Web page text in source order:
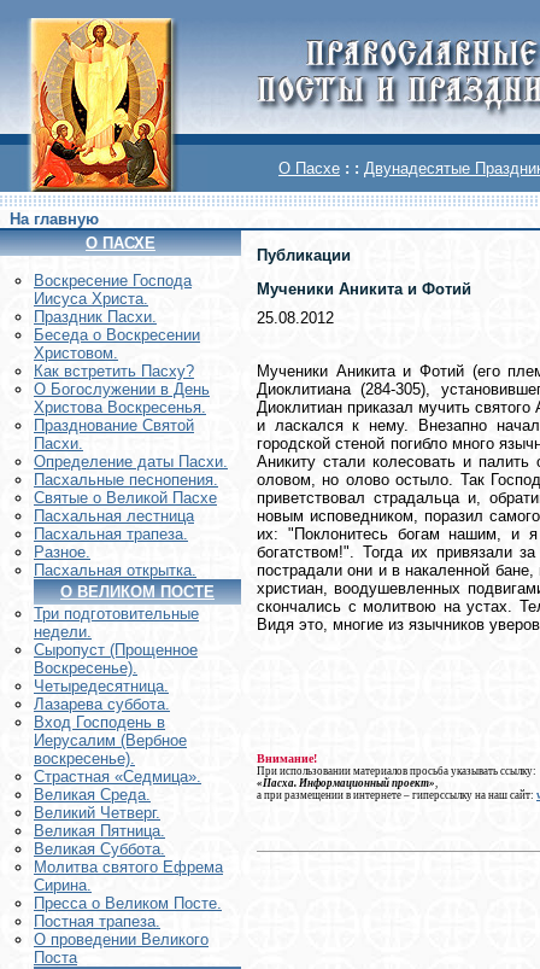
О Пасхе : : Двунадесятые
На главную
О ПАСХЕ
Воскреcение Господа
Иисуса Христа.
Праздник Пасхи.
Беседа о Воскресении
Христовом.
Как встретить Пасху?
О Богослужении в День
Христова Воскресенья.
Празднование Святой
Пасхи.
Определение даты Пасхи.
Пасхальные песнопения.
Святые о Великой Пасхе
Пасхальная лестница
Пасхальная трапеза.
Разное.
Пасхальная открытка.
О ВЕЛИКОМ ПОСТЕ
Три подготовительные
недели.
Сыропуст (Прощенное
Воскресенье).
Четыредесятница.
Лазарева суббота.
Вход Господень в
Иерусалим (Вербное
воскресенье).
Страстная «Седмица».
Великая Среда.
Великий Четверг.
Великая Пятница.
Великая Суббота.
Молитва святого Ефрема
Сирина.
Пресса о Великом Посте.
Постная трапеза.
О проведении Великого
Поста
Публикации
Мученики Аникита и Фотий
25.08.2012
Мученики Аникита и Фотий (его
Диоклитиана (284-305),
Диоклитиан приказал мучить
и ласкался к нему. Внезапно
городской стеной погибло много
Аникиту стали колесовать и
оловом, но олово остыло. Так
приветствовал страдальца и,
новым исповедником, поразил
их: "Поклонитесь богам нашим, и
богатством!". Тогда их привязали
пострадали они и в накаленной
христиан, воодушевленных
скончались с молитвою на устах.
Видя это, многие из язычников
Внимание!
При использовании материалов просьба указывать ссылку:
«Пасха. Информационный проект»
а при размещении в интернете – гиперссылку на наш сайт: